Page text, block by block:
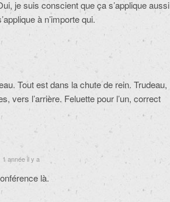
je suis conscient que ça s’applique aussi
à n’importe qui.
Tout est dans la chute de rein. Trudeau,
vers l’arrière. Feluette pour l’un, correct
1 année il y a
là.